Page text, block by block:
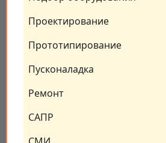
Проектирование
Прототипирование
Пусконаладка
Ремонт
САПР